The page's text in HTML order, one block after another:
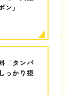
」
「タンパ
っかり摂